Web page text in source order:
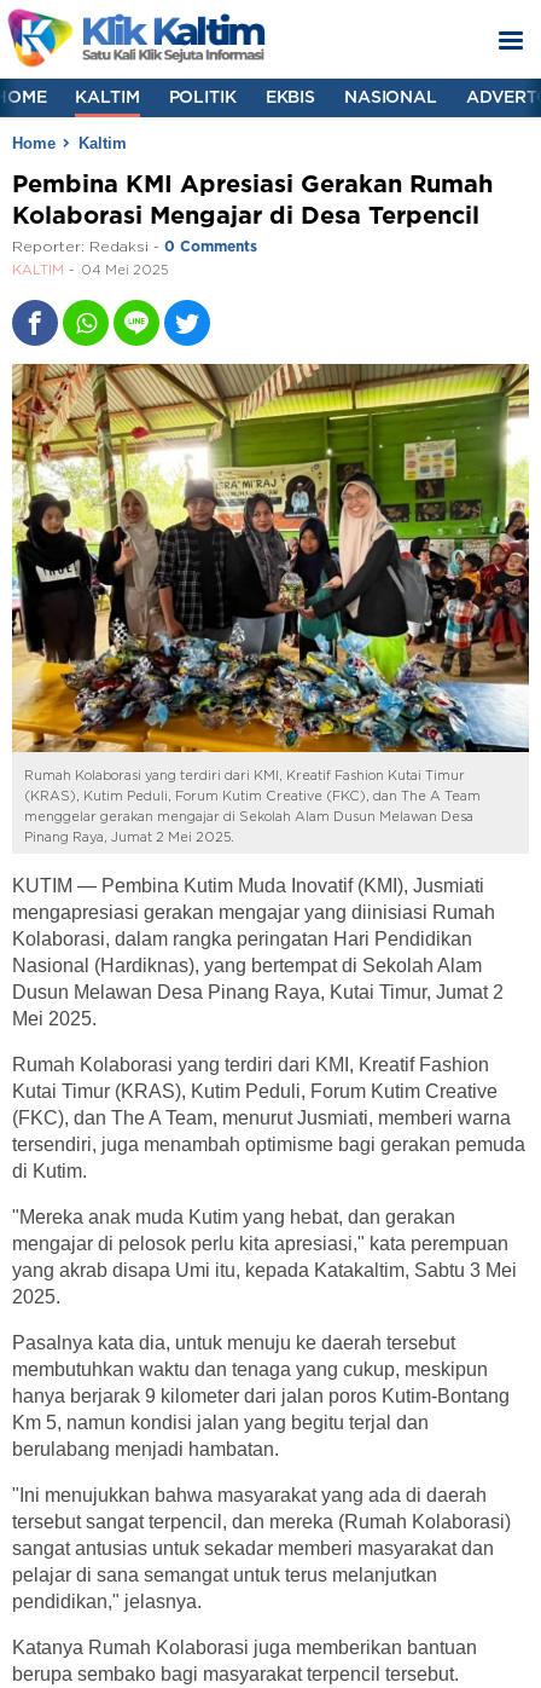
KALTIM POLITIK EKBIS NASIONAL
Home Kaltim
Pembina KMI Apresiasi Gerakan Rumah
Kolaborasi Mengajar di Desa Terpencil
Reporter: Redaksi - 0 Comments
KALTIM 04 Mei 2025
Rumah Kolaborasi yang terdiri dari KMI, Kreatif Fashion Kutai Timur
(KRAS), Kutim Peduli, Forum Kutim Creative (FKC), dan The A Team
menggelar gerakan mengajar di Sekolah Alam Dusun Melawan Desa
Pinang Raya, Jumat 2 Mei 2025.
KUTIM — Pembina Kutim Muda Inovatif (KMI), Jusmiati
mengapresiasi gerakan mengajar yang diinisiasi Rumah
Kolaborasi, dalam rangka peringatan Hari Pendidikan
Nasional (Hardiknas), yang bertempat di Sekolah Alam
Dusun Melawan Desa Pinang Raya, Kutai Timur, Jumat 2
Mei 2025.
Rumah Kolaborasi yang terdiri dari KMI, Kreatif Fashion
Kutai Timur (KRAS), Kutim Peduli, Forum Kutim Creative
(FKC), dan The A Team, menurut Jusmiati, memberi warna
tersendiri, juga menambah optimisme bagi gerakan pemuda
di Kutim.
"Mereka anak muda Kutim yang hebat, dan gerakan
mengajar di pelosok perlu kita apresiasi," kata perempuan
yang akrab disapa Umi itu, kepada Katakaltim, Sabtu 3 Mei
2025.
Pasalnya kata dia, untuk menuju ke daerah tersebut
membutuhkan waktu dan tenaga yang cukup, meskipun
hanya berjarak 9 kilometer dari jalan poros Kutim-Bontang
Km 5, namun kondisi jalan yang begitu terjal dan
berulabang menjadi hambatan.
"Ini menujukkan bahwa masyarakat yang ada di daerah
tersebut sangat terpencil, dan mereka (Rumah Kolaborasi)
sangat antusias untuk sekadar memberi masyarakat dan
pelajar di sana semangat untuk terus melanjutkan
pendidikan," jelasnya.
Katanya Rumah Kolaborasi juga memberikan bantuan
berupa sembako bagi masyarakat terpencil tersebut.